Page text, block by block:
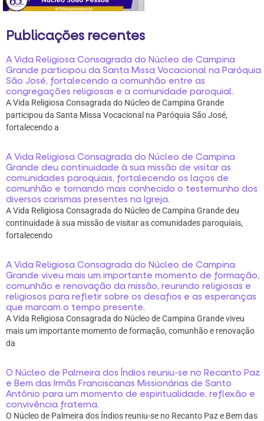
Publicações recentes
A Vida Religiosa Consagrada do Núcleo de Campina
Grande participou da Santa Missa Vocacional na Paróquia
São José, fortalecendo a comunhão entre as
congregações religiosas e a comunidade paroquial.
A Vida Religiosa Consagrada do Núcleo de Campina Grande
participou da Santa Missa Vocacional na Paróquia São José,
fortalecendo a
A Vida Religiosa Consagrada do Núcleo de Campina
Grande deu continuidade à sua missão de visitar as
comunidades paroquiais, fortalecendo os laços de
comunhão e tornando mais conhecido o testemunho dos
diversos carismas presentes na Igreja.
A Vida Religiosa Consagrada do Núcleo de Campina Grande deu
continuidade à sua missão de visitar as comunidades paroquiais,
fortalecendo
A Vida Religiosa Consagrada do Núcleo de Campina
Grande viveu mais um importante momento de formação,
comunhão e renovação da missão, reunindo religiosas e
religiosos para refletir sobre os desafios e as esperanças
que marcam o tempo presente.
A Vida Religiosa Consagrada do Núcleo de Campina Grande viveu
mais um importante momento de formação, comunhão e renovação
da
O Núcleo de Palmeira dos Índios reuniu-se no Recanto Paz
e Bem das Irmãs Franciscanas Missionárias de Santo
Antônio para um momento de espiritualidade, reflexão e
convivência fraterna.
O Núcleo de Palmeira dos Índios reuniu-se no Recanto Paz e Bem das